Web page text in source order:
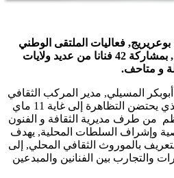
فعاليات الملتقى الوطني
عائشة حداد للفنون التشكيلية, بمشاركة 42 فنانا من عديد ولايات
و متاحف.
المسيلي, مدير المركب الثقافي
عائشة حداد بعاصمة الولاية الذي يحتضن التظاهرة إلى غاية 11 ماي
من طرف مديرية الثقافة و الفنون
وإشراف السلطات المحلية, يهدف
بالموروث الثقافي المحلي, إلى
والتجارب بين الفنانين والمبدعين